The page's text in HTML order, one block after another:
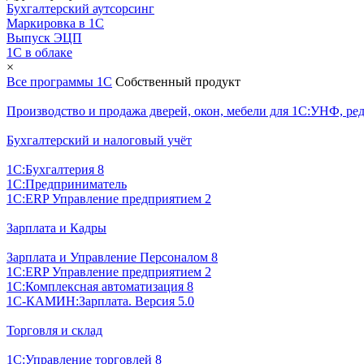
Бухгалтерский аутсорсинг
Маркировка в 1С
Выпуск ЭЦП
1С в облаке
×
Все программы 1С Собственный продукт
Производство и продажа дверей, окон, мебели для 1С:УНФ,
Бухгалтерский и налоговый учёт
1С:Бухгалтерия 8
1С:Предприниматель
1С:ERP Управление предприятием 2
Зарплата и Кадры
Зарплата и Управление Персоналом 8
1С:ERP Управление предприятием 2
1С:Комплексная автоматизация 8
1С-КАМИН:Зарплата. Версия 5.0
Торговля и склад
1С:Управление торговлей 8